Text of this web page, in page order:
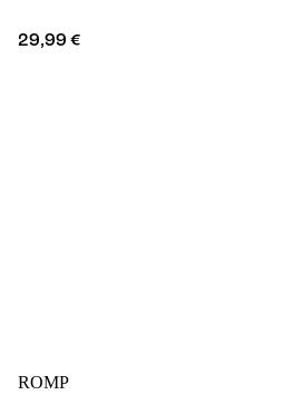
29,99 €
ROMP